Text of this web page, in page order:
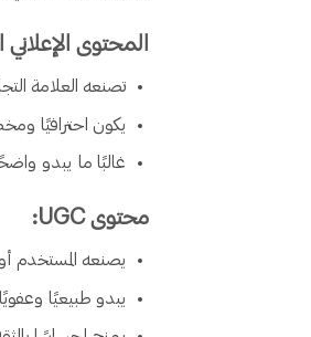
المحتوى الإعلاني
تصنعه العلامة
يكون احترافيًا
غالبًا ما يبدو
محتوى UGC:
يصنعه المستخدم
يبدو طبيعيًا